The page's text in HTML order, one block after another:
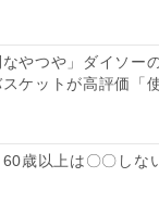
なやつや」ダイソー
ケットが高評価「
60歳以上は〇〇しな